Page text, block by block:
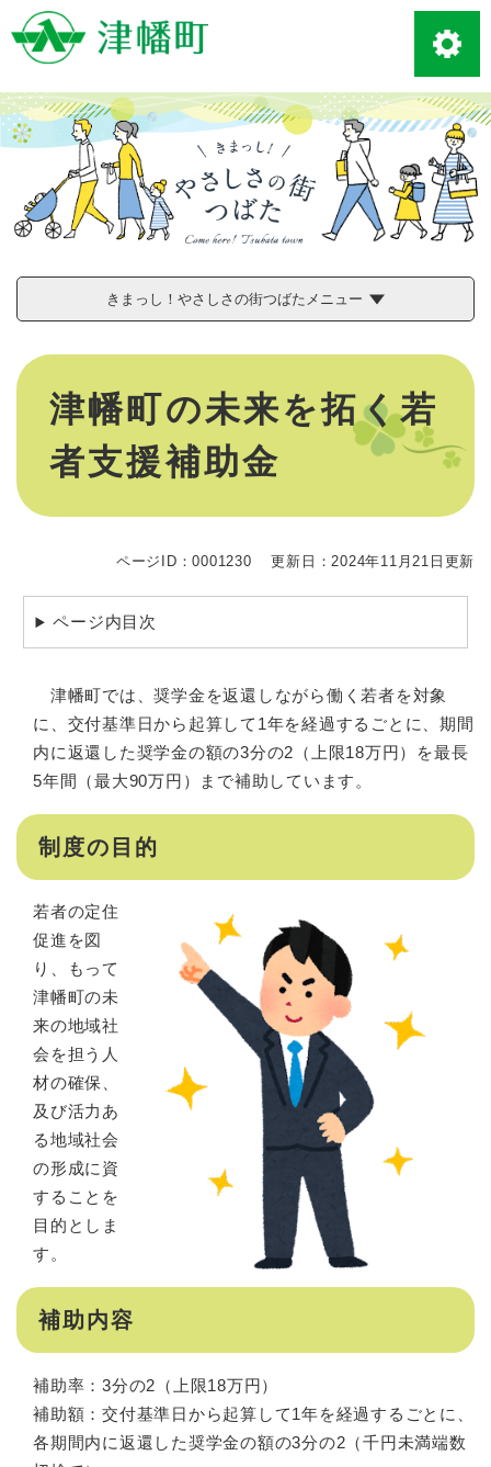
ー
先
頭
で
きまっし！やさしさの街つばたメニュー
本
津幡町の未来を拓く若
者支援補助金
ページID：0001230 更新日：2024年11月21日更新
ページ内目次
津幡町では、奨学金を返還しながら働く若者を対象
に、交付基準日から起算して1年を経過するごとに、期間
内に返還した奨学金の額の3分の2（上限18万円）を最長
5年間（最大90万円）まで補助しています。
制度の目的
若者の定住
促進を図
り、もって
津幡町の未
来の地域社
会を担う人
材の確保、
及び活力あ
る地域社会
の形成に資
することを
目的としま
す。
補助内容
補助率：3分の2（上限18万円）
補助額：交付基準日から起算して1年を経過するごとに、
各期間内に返還した奨学金の額の3分の2（千円未満端数